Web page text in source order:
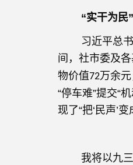
“实干为民
习近平总书记
间，社市委及
物价值72万余
“停车难”提交“
现了“把‘民声’
我将以九三学